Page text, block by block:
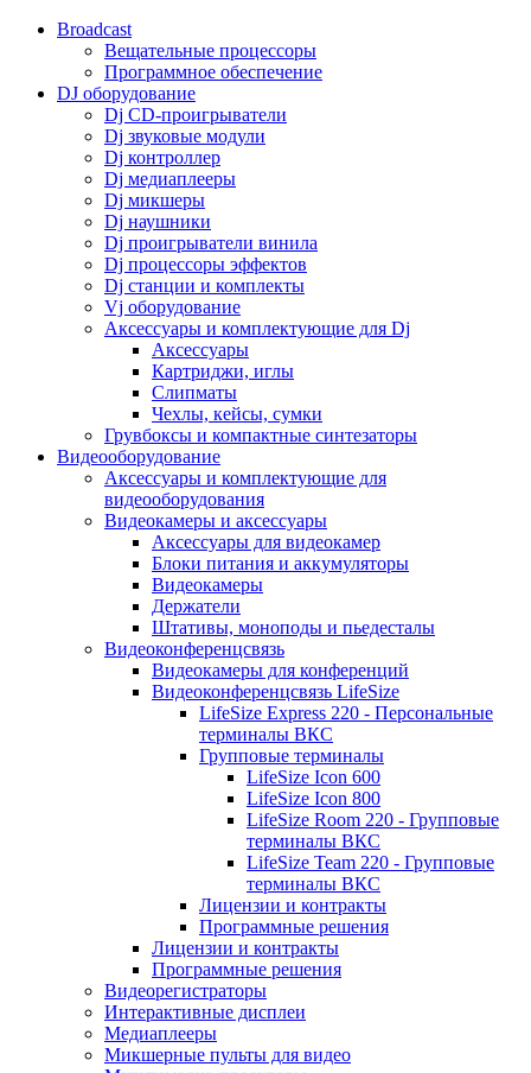
Broadcast
Вещательные процессоры
Программное обеспечение
DJ оборудование
Dj CD-проигрыватели
Dj звуковые модули
Dj контроллер
Dj медиаплееры
Dj микшеры
Dj наушники
Dj проигрыватели винила
Dj процессоры эффектов
Dj станции и комплекты
Vj оборудование
Аксессуары и комплектующие для Dj
Аксессуары
Картриджи, иглы
Слипматы
Чехлы, кейсы, сумки
Грувбоксы и компактные синтезаторы
Видеооборудование
Аксессуары и комплектующие для
видеооборудования
Видеокамеры и аксессуары
Аксессуары для видеокамер
Блоки питания и аккумуляторы
Видеокамеры
Держатели
Штативы, моноподы и пьедесталы
Видеоконференцсвязь
Видеокамеры для конференций
Видеоконференцсвязь LifeSize
LifeSize Express 220 - Персональные
терминалы ВКС
Групповые терминалы
LifeSize Icon 600
LifeSize Icon 800
LifeSize Room 220 - Групповые
терминалы ВКС
LifeSize Team 220 - Групповые
терминалы ВКС
Лицензии и контракты
Программные решения
Лицензии и контракты
Программные решения
Видеорегистраторы
Интерактивные дисплеи
Медиаплееры
Микшерные пульты для видео